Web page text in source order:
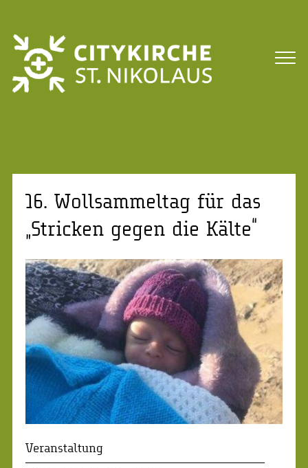
16. Wollsammeltag für das
„Stricken gegen die Kälte“
Veranstaltung